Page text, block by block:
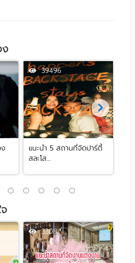
39496
แนะนำ 5 สถานที่จัดปาร์ตี้
สละโส...
3308